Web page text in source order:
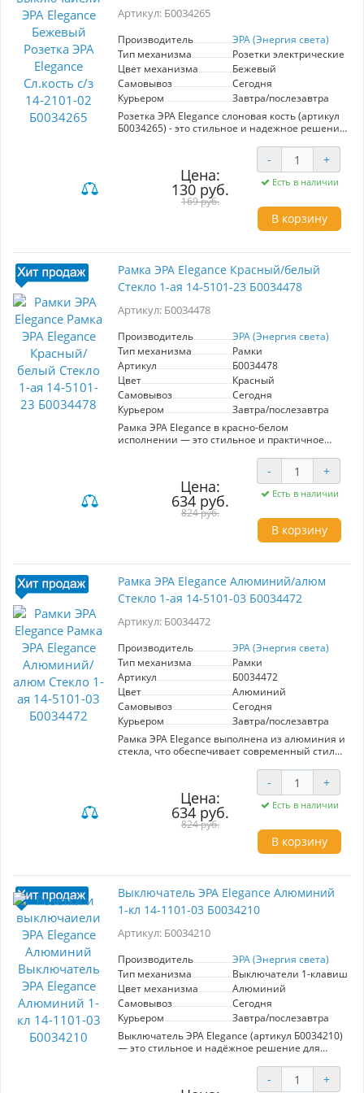
любых помещений. Эстетичный внешний вид
статус вашего интерьера, добавляя ему
утонченности. Рамка ЭРА Elegance — это
идеальный баланс между функциональностью
и стилем.
Артикул: Б0034265
Производитель
ЭРА (Энергия света)
Тип механизма
Розетки электрические
Цвет механизма
Бежевый
Самовывоз
Сегодня
Курьером
Завтра/послезавтра
Розетка ЭРА Elegance слоновая кость (артикул
Б0034265) - это стильное и надежное решение
заземлением, она обеспечивает высокий
уровень безопасности при использовании.
Розетка включает автоматические клеммы,
которые гарантируют надежную фиксацию
проводов, предотвращая возможность
цвете, идеально сочетающемся с различными
стилями оформления. Рамки для установки
приобретаются отдельно, что позволяет
выбрать подходящий вариант из множества
металлические и деревянные - все они
ЭРА - это гарант качества и долговечности, а
встроенные механизмы делают
использование розетки комфортным и
безопасным. Подходящее решение как для
дома, так и для офиса.
Цена:
130 руб.
169 руб.
- +
Есть в наличии
В корзину
Рамка ЭРА Elegance Красный/белый
Стекло 1-ая 14-5101-23 Б0034478
Артикул: Б0034478
Производитель
ЭРА (Энергия света)
Тип механизма
Рамки
Артикул
Б0034478
Цвет
Красный
Самовывоз
Сегодня
Курьером
Завтра/послезавтра
Рамка ЭРА Elegance в красно-белом
исполнении — это стильное и практичное
5101-23 сочетает в себе современный дизайн
и высокое качество материалов.
Изготовленная из прочного стекла, рамка
устойчива к механическим повреждениям и
легко очищается от загрязнений. Одной из
ключевых особенностей данной модели
является ее универсальность: она подходит
акцент в декор. ЭРА Elegance поддерживает
стандартные размеры, что делает установку
простой и быстрой. Красный цвет придаёт
яркость, а белые элементы добавляют
рамку в различные стили интерьера. Выбирая
функциональный элемент, но и стильный
аксессуар, который подчеркнёт
индивидуальность вашего пространства.
Цена:
634 руб.
824 руб.
- +
Есть в наличии
В корзину
Рамка ЭРА Elegance Алюминий/алюм
Стекло 1-ая 14-5101-03 Б0034472
Артикул: Б0034472
Производитель
ЭРА (Энергия света)
Тип механизма
Рамки
Артикул
Б0034472
Цвет
Алюминий
Самовывоз
Сегодня
Курьером
Завтра/послезавтра
Рамка ЭРА Elegance выполнена из алюминия и
стекла, что обеспечивает современный стиль
модель 14-5101-03. Она предназначена для
установки одного электрического устройства,
что делает её идеальным решением для
организации пространства в вашем доме или
офисе. Ключевые характеристики включают
лёгкость монтажа и универсальный дизайн,
подходящий под различные интерьеры. ЭРА
материалов и долговечность использования.
Преимущества: стильный внешний вид,
устойчивость к механическим повреждениям
и простота в уходе. Рамка не только улучшает
для ваших электрических устройств.
комфортной и современной атмосферы.
Цена:
634 руб.
824 руб.
- +
Есть в наличии
В корзину
Выключатель ЭРА Elegance Алюминий
1-кл 14-1101-03 Б0034210
Артикул: Б0034210
Производитель
ЭРА (Энергия света)
Тип механизма
Выключатели 1-
Цвет механизма
Алюминий
Самовывоз
Сегодня
Курьером
Завтра/послезавтра
Выключатель ЭРА Elegance (артикул Б0034210)
— это стильное и надёжное решение для
Механизм выключателя выполнен в
элегантном алюминиевом цвете, который
- +